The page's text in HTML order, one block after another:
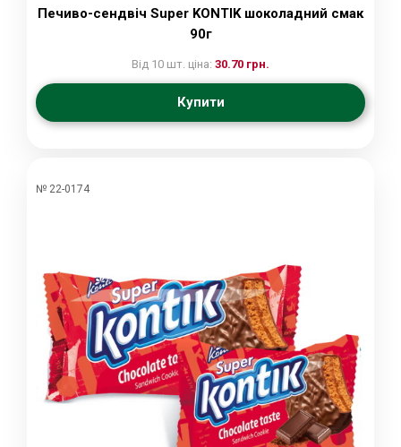
Печиво-сендвіч Super KONTIK шоколадний смак
90г
Від 10 шт. ціна: 30.70 грн.
Купити
№ 22-0174